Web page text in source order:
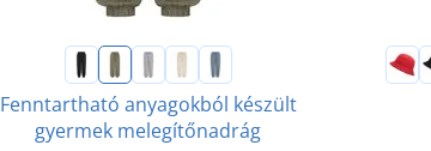
Fenntartható anyagokból készült
gyermek melegítőnadrág